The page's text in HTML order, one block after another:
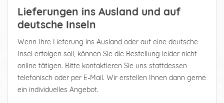
Lieferungen ins Ausland und auf
deutsche Inseln
Wenn Ihre Lieferung ins Ausland oder auf eine deutsche
Insel erfolgen soll, können Sie die Bestellung leider nicht
online tätigen. Bitte kontaktieren Sie uns stattdessen
telefonisch oder per E-Mail. Wir erstellen Ihnen dann gerne
ein individuelles Angebot.